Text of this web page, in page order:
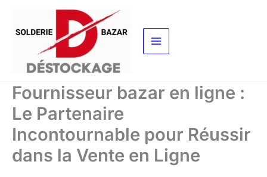
contenu
Fournisseur bazar en ligne :
Le Partenaire
Incontournable pour Réussir
dans la Vente en Ligne